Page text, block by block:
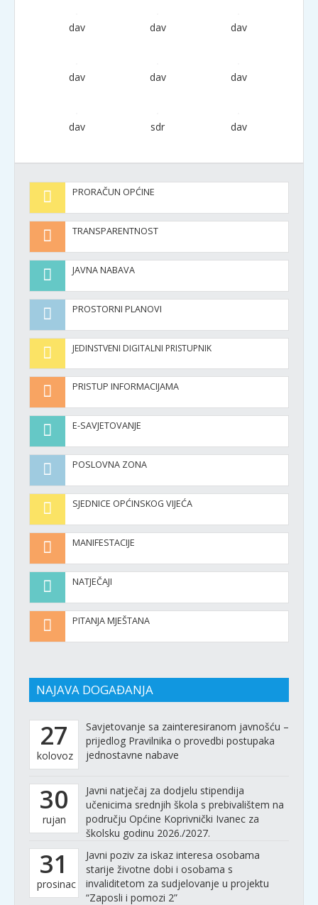
dav dav dav
dav dav dav
dav sdr dav
PRORAČUN OPĆINE
TRANSPARENTNOST
JAVNA NABAVA
PROSTORNI PLANOVI
JEDINSTVENI DIGITALNI PRISTUPNIK
PRISTUP INFORMACIJAMA
E-SAVJETOVANJE
POSLOVNA ZONA
SJEDNICE OPĆINSKOG VIJEĆA
MANIFESTACIJE
NATJEČAJI
PITANJA MJEŠTANA
NAJAVA DOGAĐANJA
27
kolovoz
Savjetovanje sa zainteresiranom javnošću –
prijedlog Pravilnika o provedbi postupaka
jednostavne nabave
30
rujan
Javni natječaj za dodjelu stipendija
učenicima srednjih škola s prebivalištem na
području Općine Koprivnički Ivanec za
školsku godinu 2026./2027.
31
prosinac
Javni poziv za iskaz interesa osobama
starije životne dobi i osobama s
invaliditetom za sudjelovanje u projektu
“Zaposli i pomozi 2”